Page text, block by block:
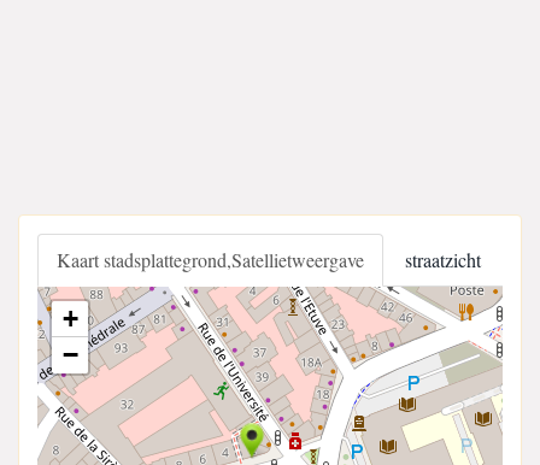
Kaart stadsplattegrond,Satellietweergave straatzicht
+
−